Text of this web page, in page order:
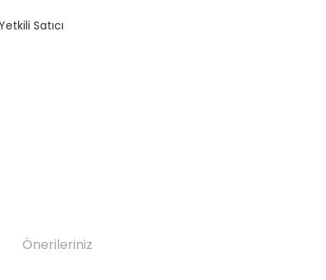
Satıcı
Önerileriniz